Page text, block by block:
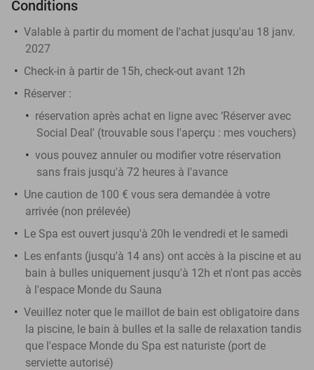
Conditions
Valable à partir du moment de l'achat jusqu'au 18 janv.
2027
Check-in à partir de 15h, check-out avant 12h
Réserver :
réservation après achat en ligne avec ‘Réserver avec
Social Deal' (trouvable sous l'aperçu : mes vouchers)
vous pouvez annuler ou modifier votre réservation
sans frais jusqu'à 72 heures à l'avance
Une caution de 100 € vous sera demandée à votre
arrivée (non prélevée)
Le Spa est ouvert jusqu'à 20h le vendredi et le samedi
Les enfants (jusqu'à 14 ans) ont accès à la piscine et au
bain à bulles uniquement jusqu'à 12h et n'ont pas accès
à l'espace Monde du Sauna
Veuillez noter que le maillot de bain est obligatoire dans
la piscine, le bain à bulles et la salle de relaxation tandis
que l'espace Monde du Spa est naturiste (port de
serviette autorisé)